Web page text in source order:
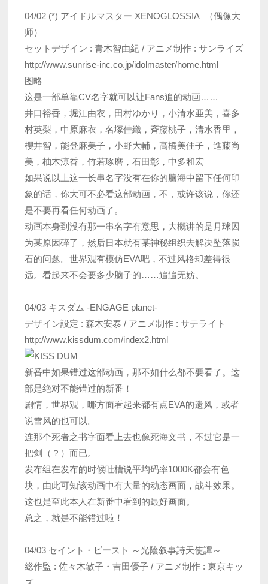
04/02 (*) アイドルマスター XENOGLOSSIA （偶像大
师）
セットデザイン : 青木智由紀 / アニメ制作 : サンライズ
http://www.sunrise-inc.co.jp/idolmaster/home.html
图略
这是一部单靠CV名字就可以让Fans追的动画……
井口裕香，堀江由衣，田村ゆかり，小清水亜美，喜多
村英梨，中原麻衣，名塚佳織，斉藤桃子，清水香里，
櫻井智，能登麻美子，小野大輔，高橋美佳子，進藤尚
美，柚木涼香，竹若琢磨，石田彰，中多和宏
如果说以上这一长串名字没有在你的脑海中留下任何印
象的话，你大可不必看这部动画，不，或许该说，你还
是不要再看任何动画了。
动画本身到没有那一串名字有意思，大概讲的是月球因
为某原因碎了，然后日本就有某神秘组织去解决坠落陨
石的问题。世界观有模仿EVA吧，不过风格却差得很
远。看起来不会要多少脑子的……追追无妨。
04/03 キスダム -ENGAGE planet-
デザイン設定 : 森木安泰 / アニメ制作 : サテライト
http://www.kissdum.com/index2.html
新番中如果错过这部动画，那不如什么都不要看了。这
部是绝对不能错过的新番！
剧情，世界观，哪方面看起来都有点EVA的遗风，或者
说雪风的也可以。
连那个死者之书字面看上去也像死海文书，不过它是一
把剑（？）而已。
发布组在发布的时候吐槽说平均码率1000K都会有色
块，由此可知该动画中有大量的动态画面，战斗效果。
这也是至此本人在新番中看到的最好画面。
总之，就是不能错过啦！
04/03 セイント・ビースト ～光陰叙事詩天使譚～
総作監 : 佐々木敏子・吉田優子 / アニメ制作 : 東京キッ